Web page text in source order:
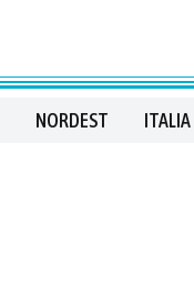
NORDEST ITALIA